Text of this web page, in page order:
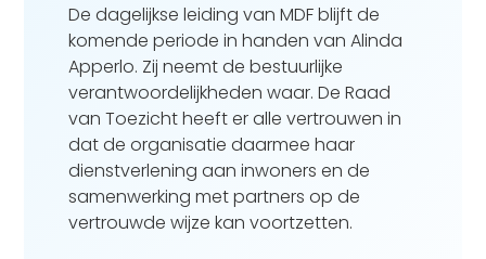
De dagelijkse leiding van MDF blijft de
komende periode in handen van Alinda
Apperlo. Zij neemt de bestuurlijke
verantwoordelijkheden waar. De Raad
van Toezicht heeft er alle vertrouwen in
dat de organisatie daarmee haar
dienstverlening aan inwoners en de
samenwerking met partners op de
vertrouwde wijze kan voortzetten.